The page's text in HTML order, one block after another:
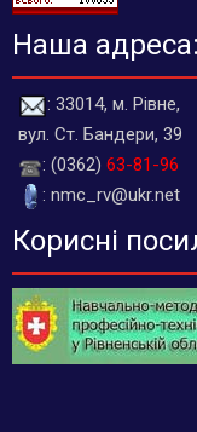
Наша адреса:
: 33014, м. Рівне,
вул. Ст. Бандери, 39
: (0362) 63-81-96
: nmc_rv@ukr.net
Корисні